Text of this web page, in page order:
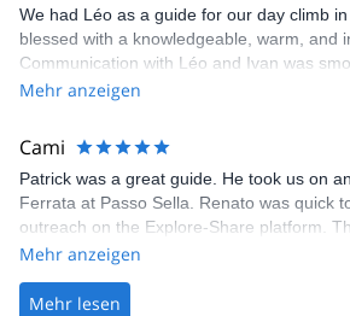
We had Léo as a guide for our day climb
blessed with a knowledgeable, warm, and
Communication with Léo and Ivan was
Share was excellent in arranging
making our adventure stress-free.
Mehr anzeigen
Cami
Patrick was a great guide. He took us on
Ferrata at Passo Sella. Renato was quick
outreach on the Explore-Share platform.
was straightforward, and once Patrick was
the platform.
Mehr anzeigen
Mehr lesen